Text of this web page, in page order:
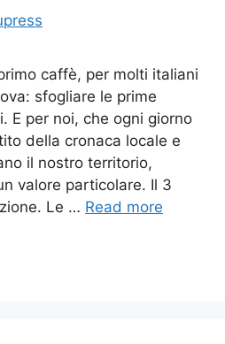
caffè, per molti italiani
sfogliare le prime
E per noi, che ogni giorno
della cronaca locale e
il nostro territorio,
valore particolare. Il 3
Le … Read more